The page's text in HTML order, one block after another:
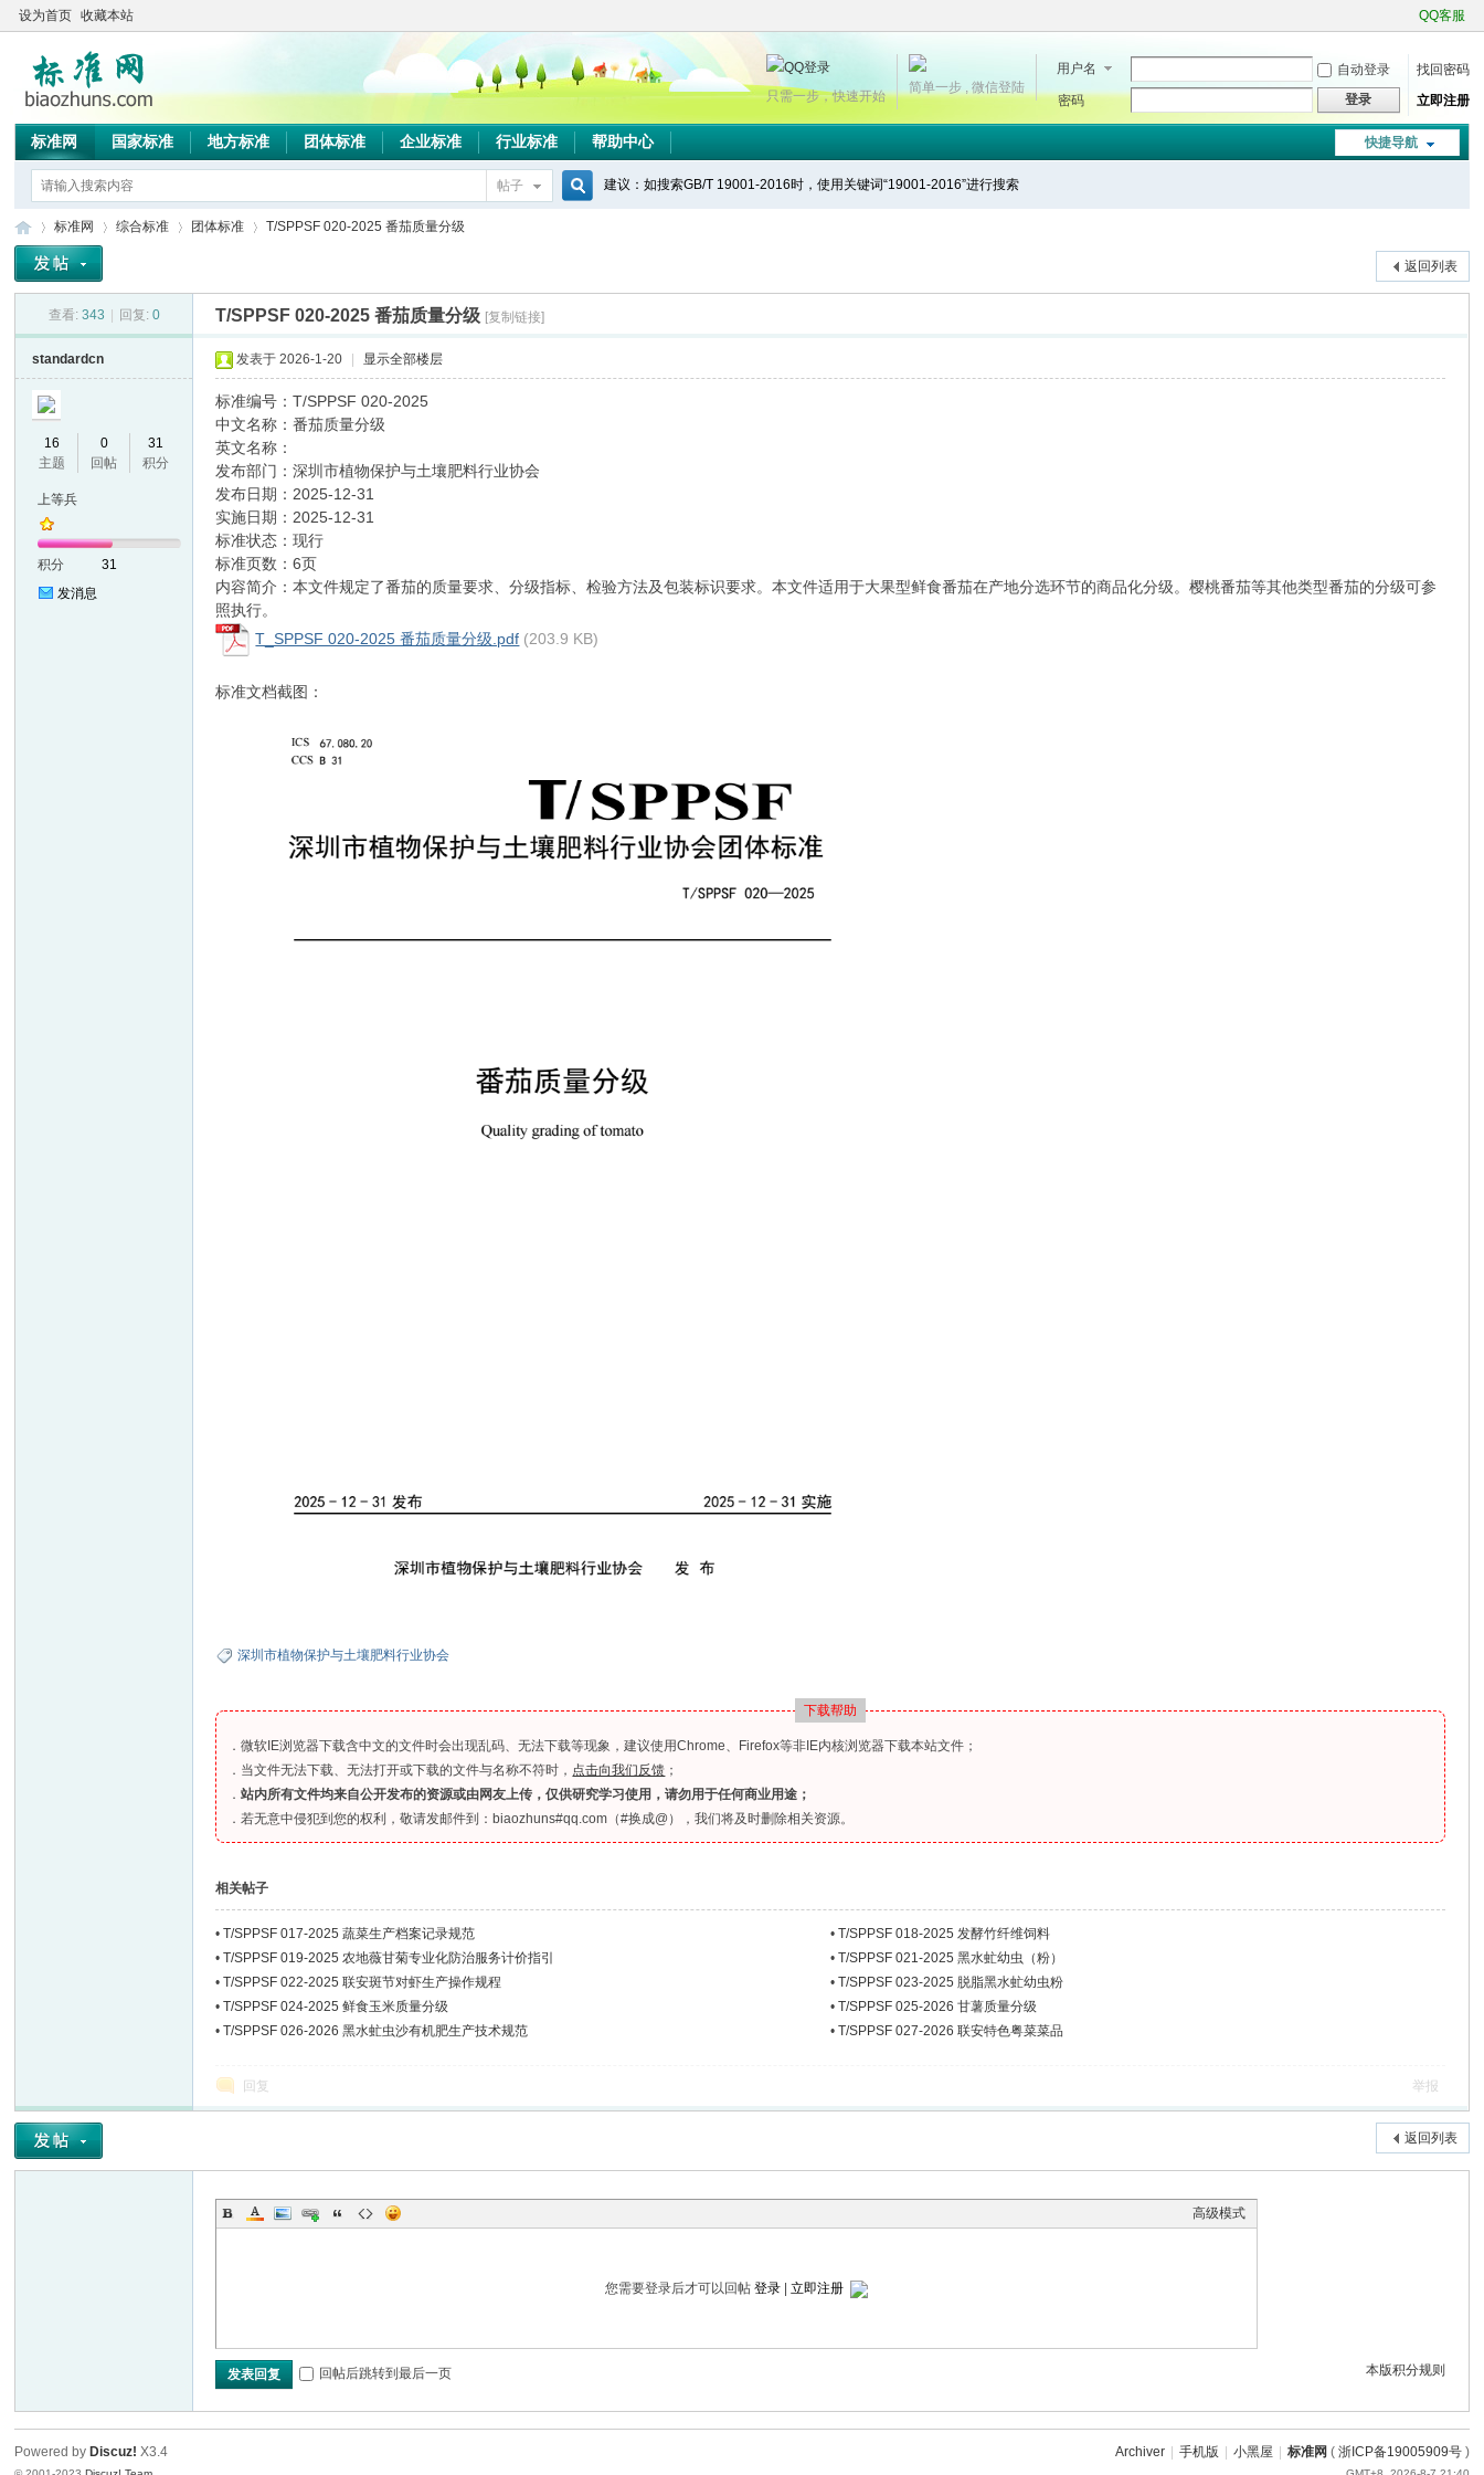
设为首页 收藏本站 QQ客服
用户名 自动登录
找回密码
密码
登录 立即注册
简单一步 , 微信登陆
只需一步，快速开始
快捷导航
标准网 国家标准 地方标准 团体标准 企业标准 行业标准 帮助中心
帖子 建议：如搜索GB/T 19001-2016时，使用关键词“19001-2016”进行搜索
标准网
›
综合标准 团体标准
›
T/SPPSF 020-2025 番茄质量分级
返回列表
查看: 343 回复: 0 T/SPPSF 020-2025 番茄质量分级 [复制链接]
standardcn
16
主题
0
回帖
31
积分
上等兵
积分
31
发消息
发表于 2026-1-20 显示全部楼层
标准编号：T/SPPSF 020-2025
中文名称：番茄质量分级
英文名称：
发布部门：深圳市植物保护与土壤肥料行业协会
发布日期：2025-12-31
实施日期：2025-12-31
标准状态：现行
标准页数：6页
内容简介：本文件规定了番茄的质量要求、分级指标、检验方法及包装标识要求。本文件适用于大果型鲜食番茄在产地分选环节的商品化分级。樱桃番茄等其他类型番茄的分级可参
照执行。
T_SPPSF 020-2025 番茄质量分级.pdf (203.9 KB)
标准文档截图：
深圳市植物保护与土壤肥料行业协会
下载帮助
．微软IE浏览器下载含中文的文件时会出现乱码、无法下载等现象，建议使用Chrome、Firefox等非IE内核浏览器下载本站文件；
．当文件无法下载、无法打开或下载的文件与名称不符时， 点击向我们反馈 ；
．站内所有文件均来自公开发布的资源或由网友上传，仅供研究学习使用，请勿用于任何商业用途；
．若无意中侵犯到您的权利，敬请发邮件到：biaozhuns#qq.com（#换成@），我们将及时删除相关资源。
相关帖子
•T/SPPSF 017-2025 蔬菜生产档案记录规范 •T/SPPSF 018-2025 发酵竹纤维饲料
•T/SPPSF 019-2025 农地薇甘菊专业化防治服务计价指引 •T/SPPSF 021-2025 黑水虻幼虫（粉）
•T/SPPSF 022-2025 联安斑节对虾生产操作规程 •T/SPPSF 023-2025 脱脂黑水虻幼虫粉
•T/SPPSF 024-2025 鲜食玉米质量分级 •T/SPPSF 025-2026 甘薯质量分级
•T/SPPSF 026-2026 黑水虻虫沙有机肥生产技术规范 •T/SPPSF 027-2026 联安特色粤菜菜品
回复 举报
返回列表
高级模式
您需要登录后才可以回帖登录 |立即注册
本版积分规则
发表回复 回帖后跳转到最后一页
Archiver 手机版 小黑屋 标准网 ( 浙ICP备19005909号)
Powered by Discuz! X3.4